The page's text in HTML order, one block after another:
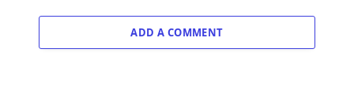
ADD A COMMENT